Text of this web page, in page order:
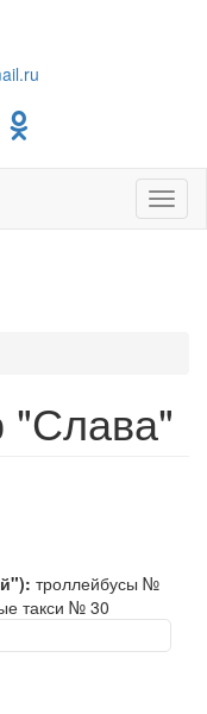
"Слава"
троллейбусы №
такси № 30